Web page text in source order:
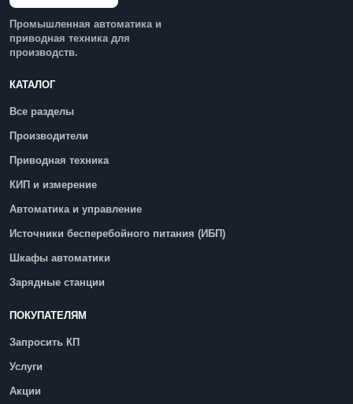
Промышленная автоматика и
приводная техника для
производств.
КАТАЛОГ
Все разделы
Производители
Приводная техника
КИП и измерение
Автоматика и управление
Источники бесперебойного питания (ИБП)
Шкафы автоматики
Зарядные станции
ПОКУПАТЕЛЯМ
Запросить КП
Услуги
Акции